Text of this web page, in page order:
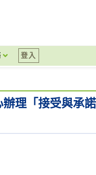
登入
理「接受與承